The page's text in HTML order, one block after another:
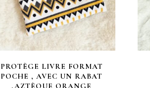
PROTÈGE LIVRE FORMAT
POCHE , AVEC UN RABAT
,AZTÈQUE ORANGE